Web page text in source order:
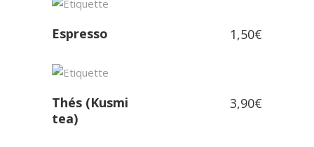
Espresso 1,50€
Thés (Kusmi
tea)
3,90€